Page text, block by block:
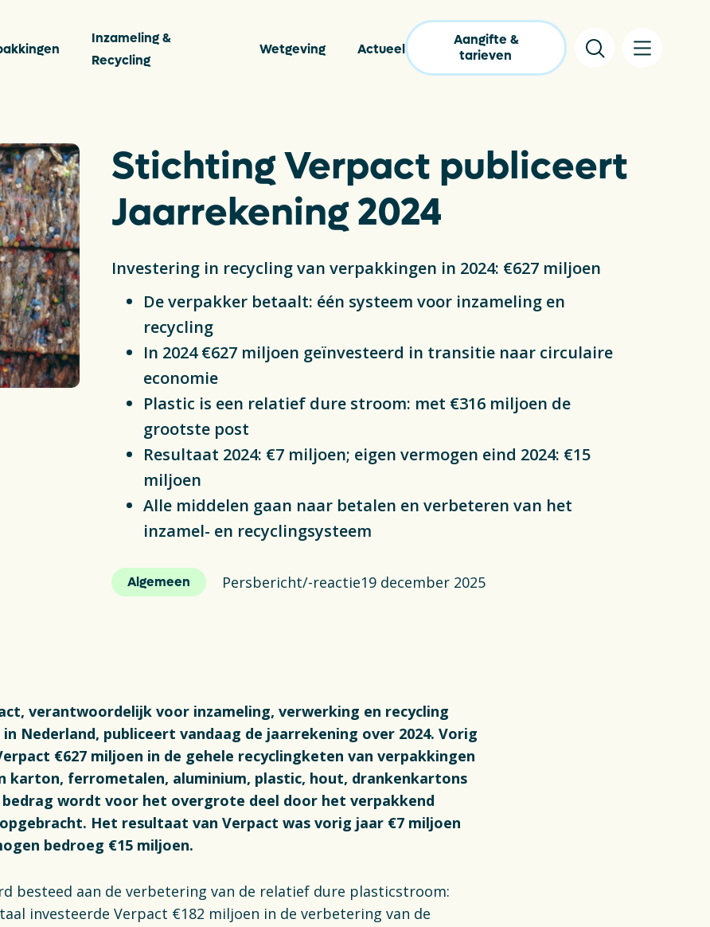
Inzameling &
Recycling
Wetgeving Actueel
Aangifte &
tarieven
& Recycling
Veelgestelde vragen
Verpakkingencatalogus
Pers
Contact
Downloads
De Plastic Wijzer
Deltaplan Circulaire
Plastic Verpakkingen
Financiën
VacaturesOpens in a new tab
Switch to English
Stichting Verpact publiceert
Jaarrekening 2024
Investering in recycling van verpakkingen in 2024: €627 miljoen
De verpakker betaalt: één systeem voor inzameling en
recycling
In 2024 €627 miljoen geïnvesteerd in transitie naar circulaire
economie
Plastic is een relatief dure stroom: met €316 miljoen de
grootste post
Resultaat 2024: €7 miljoen; eigen vermogen eind 2024: €15
miljoen
Alle middelen gaan naar betalen en verbeteren van het
inzamel- en recyclingsysteem
Algemeen Persbericht/-reactie19 december 2025
verantwoordelijk voor inzameling, verwerking en recycling
Nederland, publiceert vandaag de jaarrekening over 2024. Vorig
€627 miljoen in de gehele recyclingketen van verpakkingen
karton, ferrometalen, aluminium, plastic, hout, drankenkartons
wordt voor het overgrote deel door het verpakkend
Het resultaat van Verpact was vorig jaar €7 miljoen
bedroeg €15 miljoen.
besteed aan de verbetering van de relatief dure plasticstroom:
investeerde Verpact €182 miljoen in de verbetering van de